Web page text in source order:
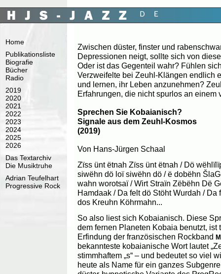
Home
Publikationsliste
Biografie
Bücher
Radio
2019
2020
2021
2022
2023
2024
2025
2026
Das Textarchiv
Die Musiktruhe
Adrian Teufelhart
Progressive Rock
Zwischen düster, finster und
Depressionen neigt, sollte sich von
Oder ist das Gegenteil wahr? Fühlen
Verzweifelte bei Zeuhl-Klängen endlich
und lernen, ihr Leben anzunehmen?
Erfahrungen, die nicht spurlos an einem
Sprechen Sie Kobaianisch?
Signale aus dem Zeuhl-Kosmos
(2019)
Von Hans-Jürgen Schaal
Zïss ünt ëtnah Zïss ünt ëtnah / Dö
siwëhn dö loï siwëhn dö / ë dobëhn
wahn worotsaï / Wirt Straïn Zëbëhn Dë
Hamdaak / Da felt dö Stöht Wurdah / Da
dos Kreuhn Köhrmahn...
So also liest sich Kobaianisch. Diese
dem fernen Planeten Kobaia benutzt, ist
Erfindung der französischen Rockband
bekannteste kobaianische Wort lautet
stimmhaftem „s“ – und bedeutet so viel
heute als Name für ein ganzes